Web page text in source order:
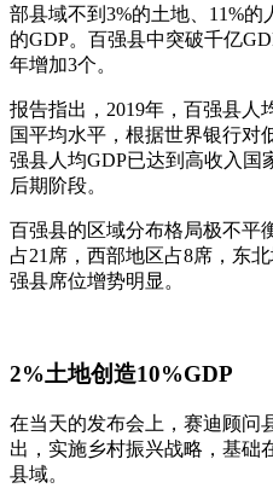
部县域不到3%的土地、11%
的GDP。百强县中突破千亿
年增加3个。
报告指出，2019年，百强县人
国平均水平，根据世界银行对
强县人均GDP已达到高收入国
后期阶段。
百强县的区域分布格局极不平
占21席，西部地区占8席，东
强县席位增势明显。
2%土地创造10%GDP
在当天的发布会上，赛迪顾问
出，实施乡村振兴战略，基础
县域。